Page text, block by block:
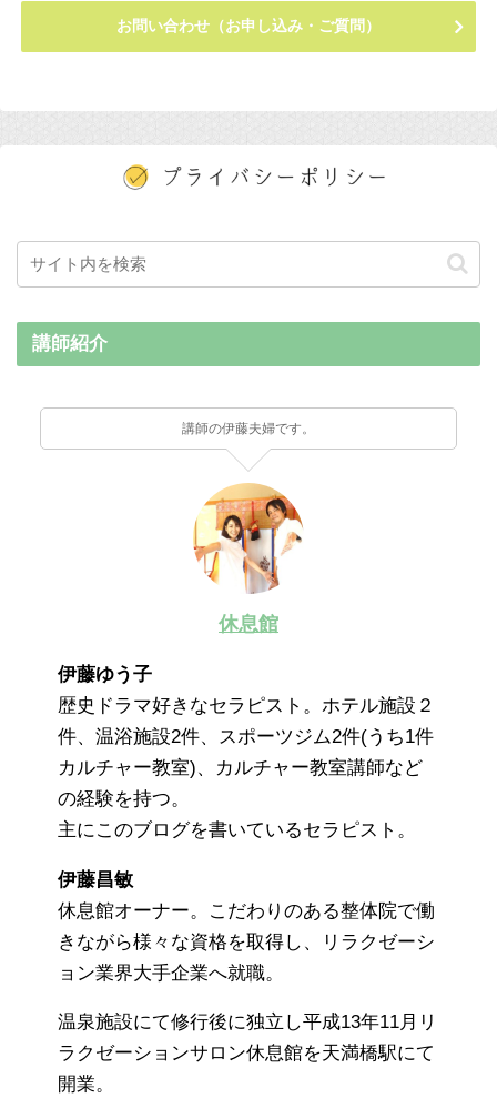
お問い合わせ（お申し込み・ご質問）
講師紹介
講師の伊藤夫婦です。
休息館
伊藤ゆう子
歴史ドラマ好きなセラピスト。ホテル施設２
件、温浴施設2件、スポーツジム2件(うち1件
カルチャー教室)、カルチャー教室講師など
の経験を持つ。
主にこのブログを書いているセラピスト。
伊藤昌敏
休息館オーナー。こだわりのある整体院で働
きながら様々な資格を取得し、リラクゼーシ
ョン業界大手企業へ就職。
温泉施設にて修行後に独立し平成13年11月リ
ラクゼーションサロン休息館を天満橋駅にて
開業。